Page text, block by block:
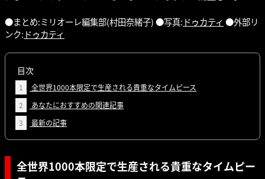
●まとめ:ミリオーレ編集部(村田奈緒子) ●写真: ドゥカティ ●外部リ
ンク: ドゥカティ
目次
1
全世界1000本限定で生産される貴重なタイムピース
2
あなたにおすすめの関連記事
3
最新の記事
全世界1000本限定で生産される貴重なタイムピー